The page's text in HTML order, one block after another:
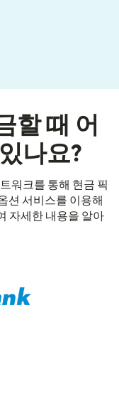
할 때 어
나요?
워크를 통해 현금 픽
션 서비스를 이용해
자세한 내용을 알아